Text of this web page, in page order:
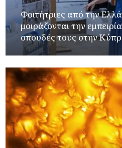
Φοιτήτριες από την
μοιράζονται την
σπουδές τους στην